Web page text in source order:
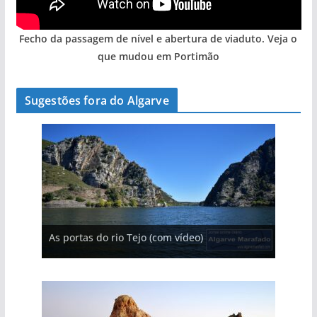
Fecho da passagem de nível e abertura de viaduto. Veja o
que mudou em Portimão
Sugestões fora do Algarve
As portas do rio Tejo (com vídeo)
A piscina natural com cascata
A aldeia mais portuguesa de Portugal (com
vídeo)